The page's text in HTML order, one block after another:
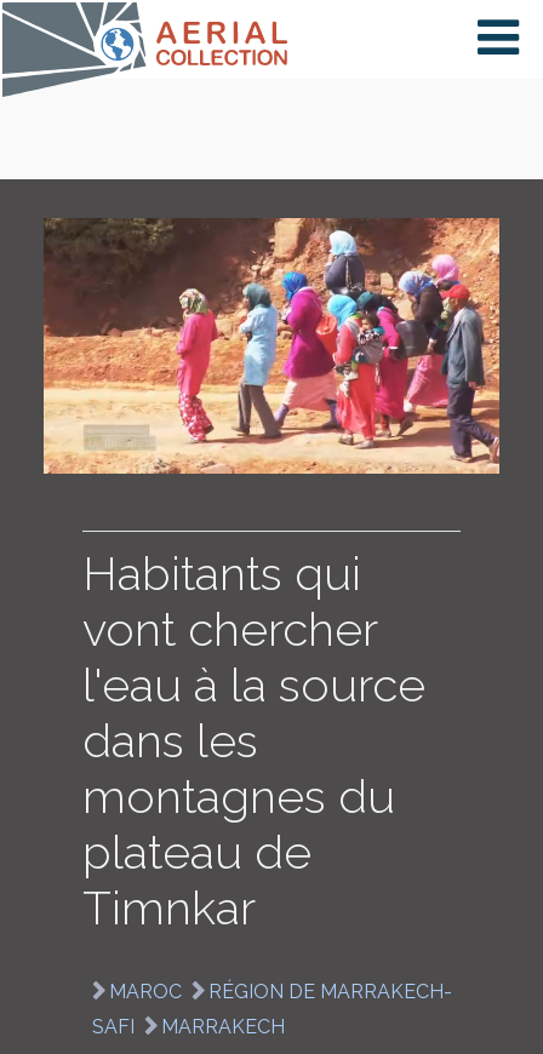
×
PAYS
CARTE
COLLECTIONS
ENGLISH
Habitants qui
vont chercher
l'eau à la source
dans les
montagnes du
plateau de
Timnkar
MAROC
RÉGION DE MARRAKECH-
SAFI
MARRAKECH